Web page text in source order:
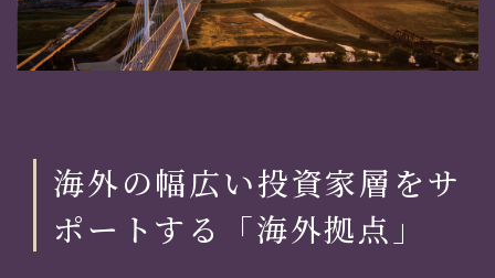
海外の幅広い投資家層をサ
ポートする「海外拠点」